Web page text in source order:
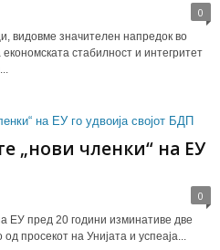
0
видовме значителен напредок во
стабилност и интегритет
„нови членки“ на ЕУ
0
ЕУ пред 20 години изминативе две
просекот на Унијата и успеаја...